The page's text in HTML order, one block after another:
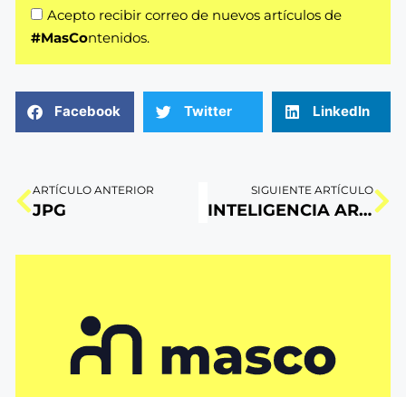
Acepto recibir correo de nuevos artículos de
#MasContenidos.
Facebook Twitter LinkedIn
ARTÍCULO ANTERIOR
JPG
SIGUIENTE ARTÍCULO
INTELIGENCIA ARTIFICIAL